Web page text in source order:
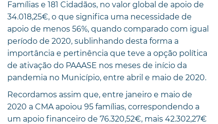
Famílias e 181 Cidadãos, no valor global de apoio de
34.018,25€, o que significa uma necessidade de
apoio de menos 56%, quando comparado com igual
período de 2020, sublinhando desta forma a
importância e pertinência que teve a opção política
de ativação do PAAASE nos meses de início da
pandemia no Município, entre abril e maio de 2020.
Recordamos assim que, entre janeiro e maio de
2020 a CMA apoiou 95 famílias, correspondendo a
um apoio financeiro de 76.320,52€, mais 42.302,27€